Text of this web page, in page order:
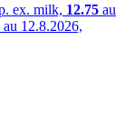
ex. milk, 12.75 au
12.8.2026,